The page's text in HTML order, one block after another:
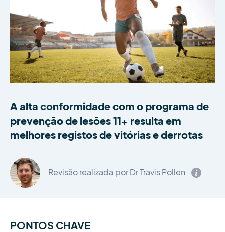
A alta conformidade com o programa de
prevenção de lesões 11+ resulta em
melhores registos de vitórias e derrotas
Revisão realizada por Dr Travis Pollen
PONTOS CHAVE